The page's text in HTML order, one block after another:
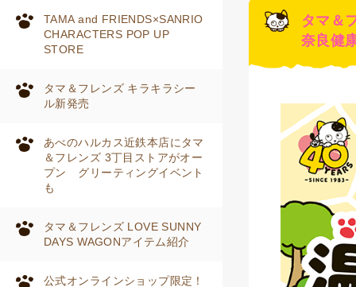
TAMA and FRIENDS×SANRIO
CHARACTERS POP UP
STORE
タマ＆フレンズ キラキラシー
ル新発売
あべのハルカス近鉄本店にタマ
＆フレンズ 3丁目ストアがオー
プン グリーティングイベント
も
タマ＆フレンズ LOVE SUNNY
DAYS WAGONアイテム紹介
公式オンラインショップ限定！
タマ＆
奈良健